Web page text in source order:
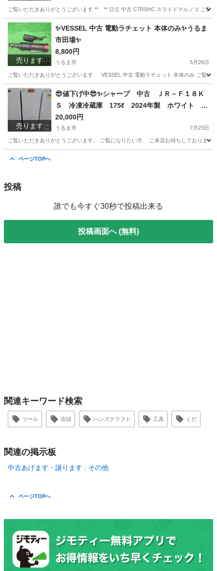
ご覧いただきありがとうございます ** ** 日立 中古 C7RSHC スライドマルノコ ご
沖縄 うるま市 RSHC
売ります
✨VESSEL 中古 電動ラチェット 本体のみ✨うるま
市田場✨
8,800円
うるま市 5月26日
ご覧いただきありがとうございます VESSEL 中古 電動ラチェット 本体のみ ご覧
沖縄 うるま市 その他 ラチェット
売ります
😎値下げ中😎✨シャープ 中古 ＪＲ－Ｆ１８Ｋ
Ｓ 冷凍冷蔵庫 175ℓ 2024年製 ホワイト ６
ヶ月保証✨うるま市田場✨
20,000円
うるま市 7月23日
ご覧いただきありがとうございます。 ご覧になりたい方、 ご来店お待ちしてお
ページTOPへ
投稿
誰でも今すぐ30秒で投稿出来る
投稿画面へ (無料)
関連キーワード検索
ツール 店頭 ハンズクラフト 工具 くだ
関連の掲示板
中古あげます・譲ります その他
ページTOPへ